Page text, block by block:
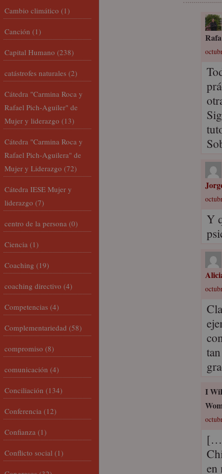
Rafa
Y
I
en
Cambio climático (1)
Canción (1)
Capital Humano (238)
catástrofes naturales (2)
Cátedra "Carmina Roca y
Rafael Pich-Aguiler" de
Mujer y liderazgo (13)
Cátedra "Carmina Roca y
Rafael Pich-Aguilera" de
Mujer y Liderazgo (72)
Cátedra IESE Mujer y
liderazgo (7)
centro de la persona (0)
Ciencia (1)
Coaching (19)
coaching directivo (4)
Competencias (4)
Complementariedad (58)
compromiso (8)
comunicación (4)
Conciliación (134)
Conferencia (12)
Confianza (1)
Conflicto social (1)